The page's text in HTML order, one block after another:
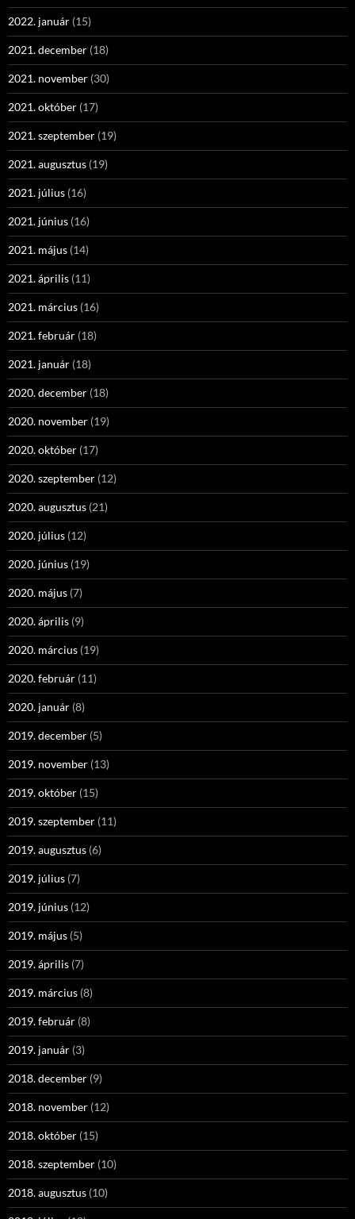
2022. január (15)
2021. december (18)
2021. november (30)
2021. október (17)
2021. szeptember (19)
2021. augusztus (19)
2021. július (16)
2021. június (16)
2021. május (14)
2021. április (11)
2021. március (16)
2021. február (18)
2021. január (18)
2020. december (18)
2020. november (19)
2020. október (17)
2020. szeptember (12)
2020. augusztus (21)
2020. július (12)
2020. június (19)
2020. május (7)
2020. április (9)
2020. március (19)
2020. február (11)
2020. január (8)
2019. december (5)
2019. november (13)
2019. október (15)
2019. szeptember (11)
2019. augusztus (6)
2019. július (7)
2019. június (12)
2019. május (5)
2019. április (7)
2019. március (8)
2019. február (8)
2019. január (3)
2018. december (9)
2018. november (12)
2018. október (15)
2018. szeptember (10)
2018. augusztus (10)